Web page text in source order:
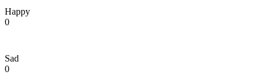
Happy
0
Sad
0